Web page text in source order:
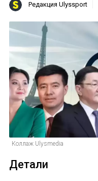
Редакция Ulyssport
Коллаж Ulysmedia
Детали